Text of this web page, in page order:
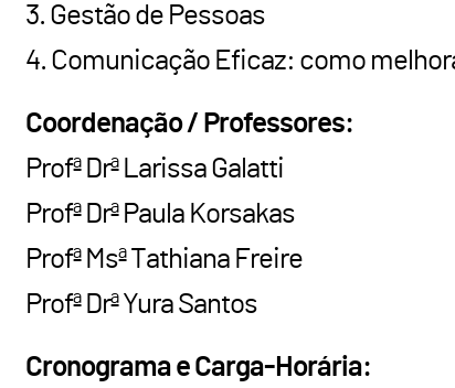
3. Gestão de Pessoas
4. Comunicação Eficaz: como
Coordenação / Professores:
Profª Drª Larissa Galatti
Profª Drª Paula Korsakas
Profª Msª Tathiana Freire
Profª Drª Yura Santos
Cronograma e Carga-Horária: